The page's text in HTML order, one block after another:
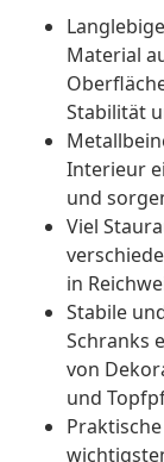
Material
Stabilität
Interieur
und
Viel
in
Stabile
Schranks
von
und